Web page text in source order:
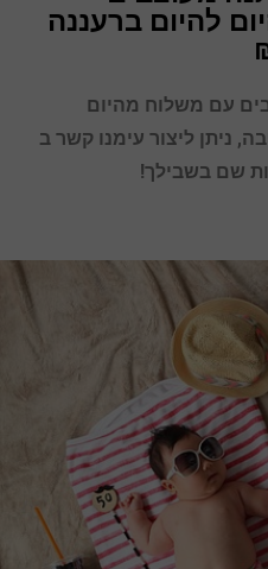
להיום ברעננה
עם משלוח מהיום
ניתן ליצור עימנו קשר ב